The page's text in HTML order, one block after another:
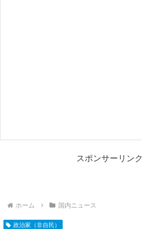
スポンサーリンク
ホーム 国内ニュース
政治家（非自民）